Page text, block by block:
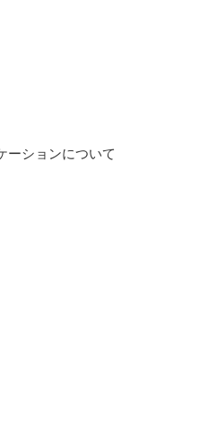
ーションについて